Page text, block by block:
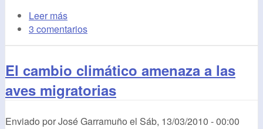
Leer más
3 comentarios
El cambio climático amenaza a las
aves migratorias
Enviado porJosé Garramuño el Sáb, 13/03/2010 - 00:00